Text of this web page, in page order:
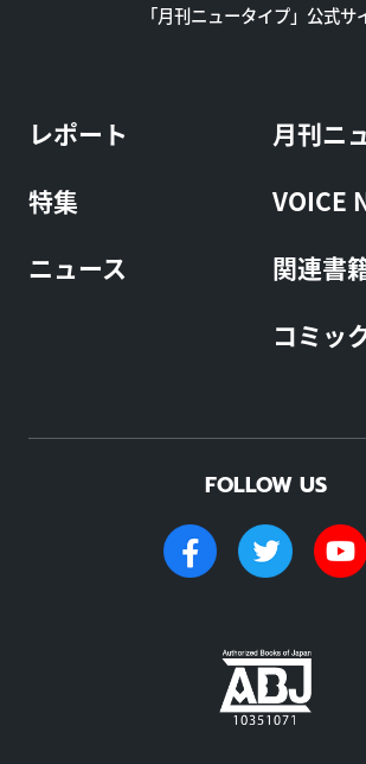
「月刊ニュータイプ」公式サ
レポート
特集
ニュース
月刊ニ
VOICE
関連書
コミッ
FOLLOW US